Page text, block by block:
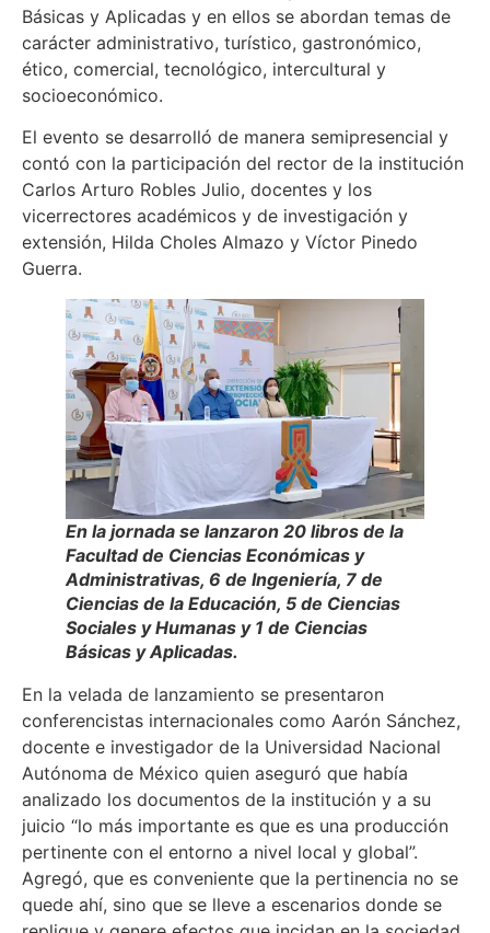
Básicas y Aplicadas y en ellos se abordan temas de
carácter administrativo, turístico, gastronómico,
ético, comercial, tecnológico, intercultural y
socioeconómico.
El evento se desarrolló de manera semipresencial y
contó con la participación del rector de la institución
Carlos Arturo Robles Julio, docentes y los
vicerrectores académicos y de investigación y
extensión, Hilda Choles Almazo y Víctor Pinedo
Guerra.
En la jornada se lanzaron 20 libros de la
Facultad de Ciencias Económicas y
Administrativas, 6 de Ingeniería, 7 de
Ciencias de la Educación, 5 de Ciencias
Sociales y Humanas y 1 de Ciencias
Básicas y Aplicadas.
En la velada de lanzamiento se presentaron
conferencistas internacionales como Aarón Sánchez,
docente e investigador de la Universidad Nacional
Autónoma de México quien aseguró que había
analizado los documentos de la institución y a su
juicio “lo más importante es que es una producción
pertinente con el entorno a nivel local y global”.
Agregó, que es conveniente que la pertinencia no se
quede ahí, sino que se lleve a escenarios donde se